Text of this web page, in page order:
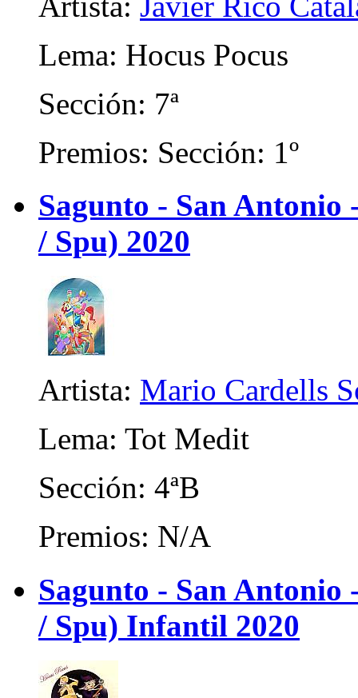
Lema: Hocus Pocus
Sección: 7ª
Premios: Sección: 1º
Sagunto - San
/ Spu) 2020
Artista: Mario Cardells
Lema: Tot Medit
Sección: 4ªB
Premios: N/A
Sagunto - San
/ Spu) Infantil 2020